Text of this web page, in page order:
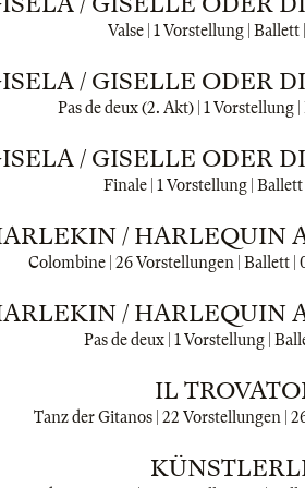
Valse | 1 Vorstellung | Ballett |
/ GISELLE ODER
Pas de deux (2. Akt) | 1 Vorstellung |
/ GISELLE ODER
Finale | 1 Vorstellung | Ballett |
/ HARLEQUIN
Colombine | 26 Vorstellungen | Ballett |
/ HARLEQUIN
Pas de deux | 1 Vorstellung |
IL
Tanz der Gitanos | 22 Vorstellungen |